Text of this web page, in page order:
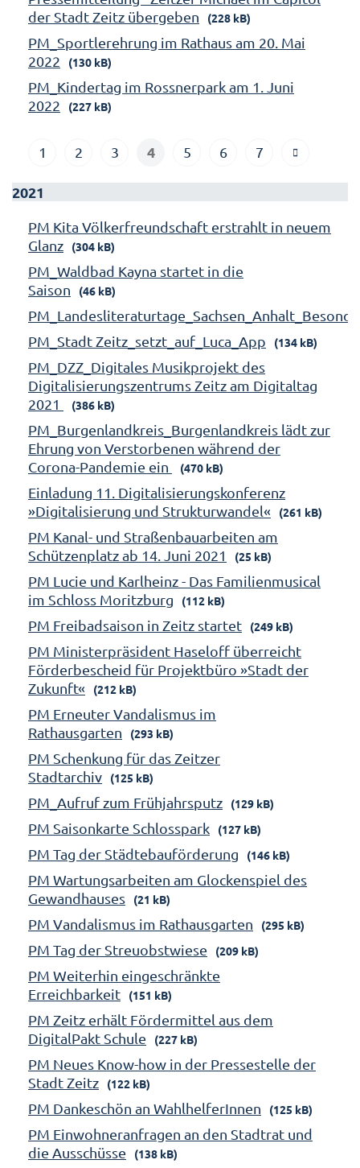
der Stadt Zeitz übergeben
(228 kB)
PM_Sportlerehrung im Rathaus am 20. Mai
2022
(130 kB)
PM_Kindertag im Rossnerpark am 1. Juni
2022
(227 kB)
1 2 3 4 5 6 7
2021
PM Kita Völkerfreundschaft erstrahlt in neuem
Glanz
(304 kB)
PM_Waldbad Kayna startet in die
Saison
(46 kB)
PM_Stadt Zeitz_setzt_auf_Luca_App
(134 kB)
PM_DZZ_Digitales Musikprojekt des
Digitalisierungszentrums Zeitz am Digitaltag
2021
(386 kB)
PM_Burgenlandkreis_Burgenlandkreis lädt zur
Ehrung von Verstorbenen während der
Corona-Pandemie ein
(470 kB)
Einladung 11. Digitalisierungskonferenz
»Digitalisierung und Strukturwandel«
(261 kB)
PM Kanal- und Straßenbauarbeiten am
Schützenplatz ab 14. Juni 2021
(25 kB)
PM Lucie und Karlheinz - Das Familienmusical
im Schloss Moritzburg
(112 kB)
PM Freibadsaison in Zeitz startet (249 kB)
PM Ministerpräsident Haseloff überreicht
Förderbescheid für Projektbüro »Stadt der
Zukunft«
(212 kB)
PM Erneuter Vandalismus im
Rathausgarten
(293 kB)
PM Schenkung für das Zeitzer
Stadtarchiv
(125 kB)
PM_Aufruf zum Frühjahrsputz (129 kB)
PM Saisonkarte Schlosspark (127 kB)
PM Tag der Städtebauförderung (146 kB)
PM Wartungsarbeiten am Glockenspiel des
Gewandhauses
(21 kB)
PM Vandalismus im Rathausgarten (295 kB)
PM Tag der Streuobstwiese (209 kB)
PM Weiterhin eingeschränkte
Erreichbarkeit
(151 kB)
PM Zeitz erhält Fördermittel aus dem
DigitalPakt Schule
(227 kB)
PM Neues Know-how in der Pressestelle der
Stadt Zeitz
(122 kB)
PM Dankeschön an WahlhelferInnen (125 kB)
PM Einwohneranfragen an den Stadtrat und
die Ausschüsse
(138 kB)